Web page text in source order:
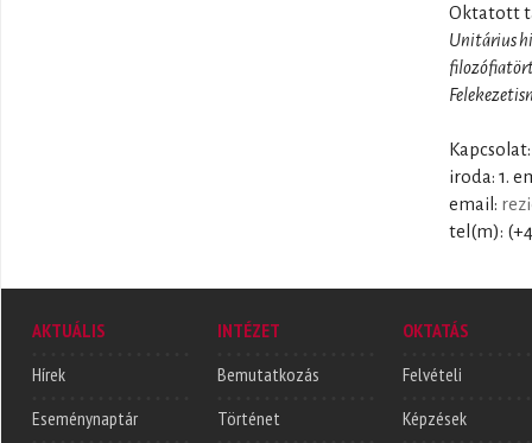
Oktatott
Unitárius
Kapcsolat:
iroda: 1.
email:
tel(m):
AKTUÁLIS
Hírek
Eseménynaptár
INTÉZET
Bemutatkozás
Történet
OKTATÁS
Felvételi
Képzések